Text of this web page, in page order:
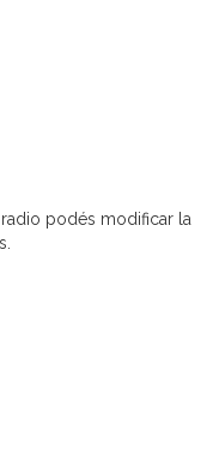
podés modificar la